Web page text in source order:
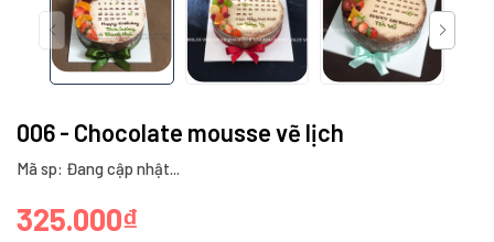
006 - Chocolate mousse vẽ lịch
Mã sp: Đang cập nhật...
325.000₫